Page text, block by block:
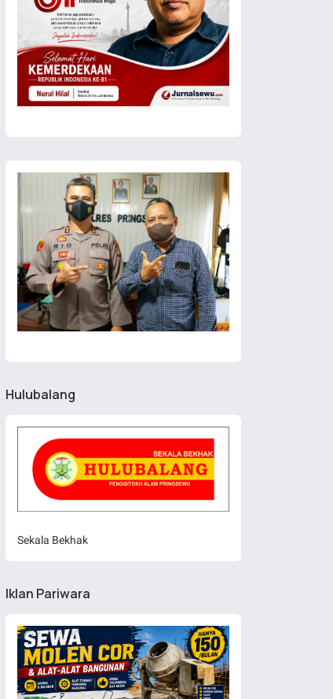
Hulubalang
Sekala Bekhak
Iklan Pariwara